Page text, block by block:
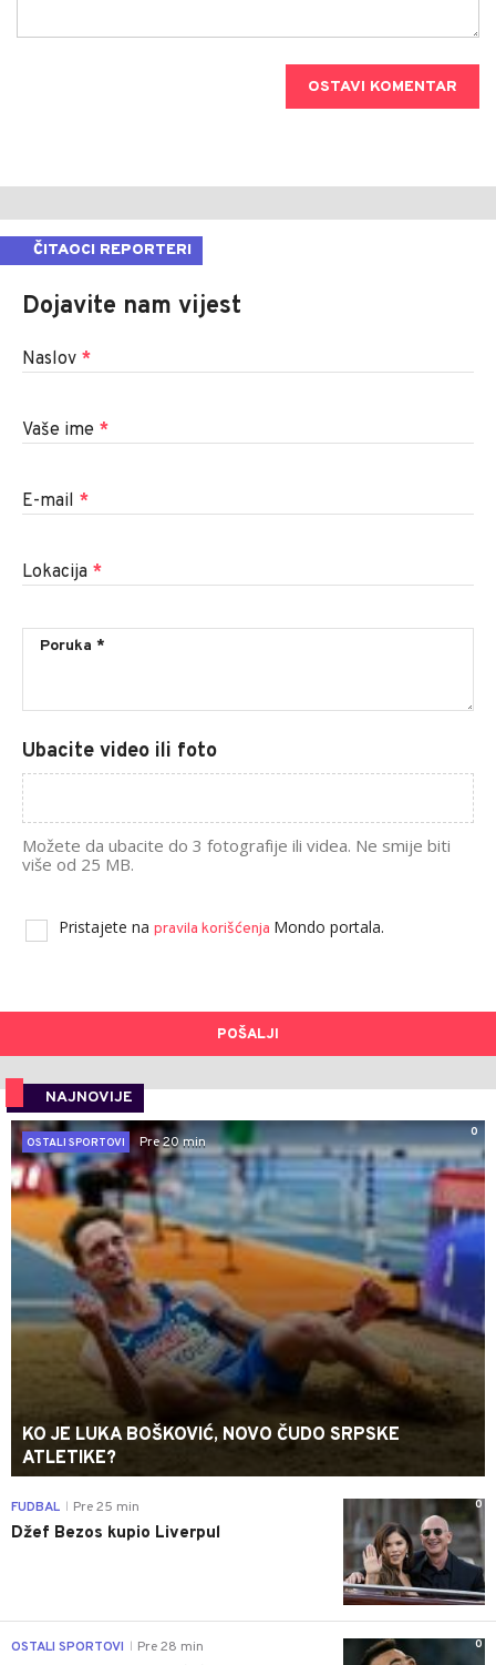
OSTAVI KOMENTAR
ČITAOCI REPORTERI
Dojavite nam vijest
Naslov *
Vaše ime *
E-mail *
Lokacija *
Ubacite video ili foto
Možete da ubacite do 3 fotografije ili videa. Ne smije biti
više od 25 MB.
Pristajete na pravila korišćenja Mondo portala.
POŠALJI
NAJNOVIJE
0
OSTALI SPORTOVI
Pre 20 min
KO JE LUKA BOŠKOVIĆ, NOVO ČUDO SRPSKE
ATLETIKE?
0
FUDBAL Pre 25 min
Džef Bezos kupio Liverpul
0
OSTALI SPORTOVI Pre 28 min